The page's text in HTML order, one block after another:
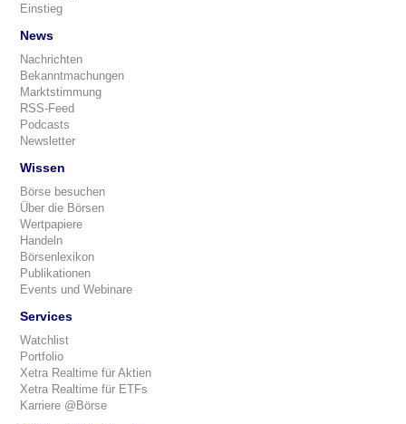
Einstieg
News
Nachrichten
Bekanntmachungen
Marktstimmung
RSS-Feed
Podcasts
Newsletter
Wissen
Börse besuchen
Über die Börsen
Wertpapiere
Handeln
Börsenlexikon
Publikationen
Events und Webinare
Services
Watchlist
Portfolio
Xetra Realtime für Aktien
Xetra Realtime für ETFs
Karriere @Börse